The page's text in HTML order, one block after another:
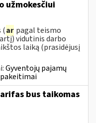
užmokesčiui
(ar pagal teismo
vidutinis darbo
laiką (prasidėjusį
Gyventojų pajamų
bus taikomas